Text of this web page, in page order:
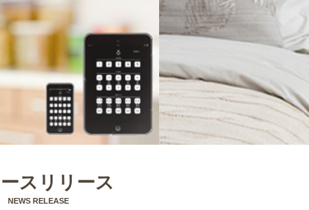
スリリース
NEWS RELEASE